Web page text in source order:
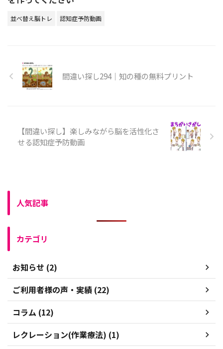
並べ替え脳トレ 認知症予防動画
間違い探し294｜知の種の無料プリント
【間違い探し】楽しみながら脳を活性化さ
せる認知症予防動画
人気記事
カテゴリ
お知らせ (2)
ご利用者様の声・実績 (22)
コラム (12)
レクレーション(作業療法) (1)